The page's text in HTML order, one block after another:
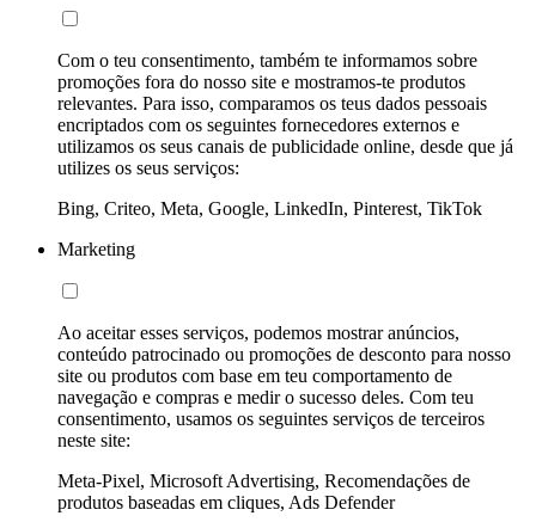
Com o teu consentimento, também te informamos sobre
promoções fora do nosso site e mostramos-te produtos
relevantes. Para isso, comparamos os teus dados pessoais
encriptados com os seguintes fornecedores externos e
utilizamos os seus canais de publicidade online, desde que já
utilizes os seus serviços:
Bing, Criteo, Meta, Google, LinkedIn, Pinterest, TikTok
Marketing
Ao aceitar esses serviços, podemos mostrar anúncios,
conteúdo patrocinado ou promoções de desconto para nosso
site ou produtos com base em teu comportamento de
navegação e compras e medir o sucesso deles. Com teu
consentimento, usamos os seguintes serviços de terceiros
neste site:
Meta-Pixel, Microsoft Advertising, Recomendações de
produtos baseadas em cliques, Ads Defender